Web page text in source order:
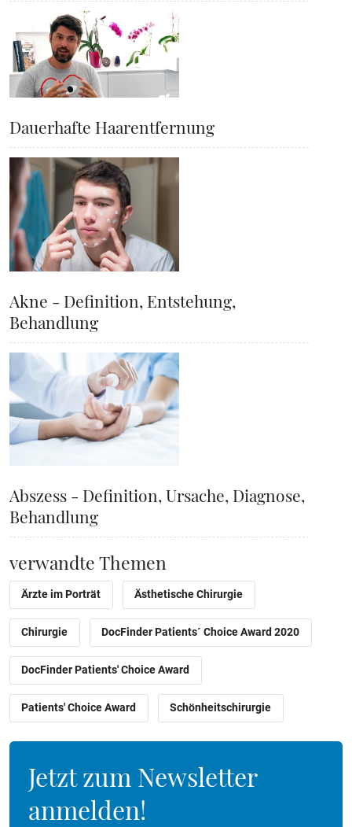
Dauerhafte Haarentfernung
Akne - Definition, Entstehung,
Behandlung
Abszess - Definition, Ursache, Diagnose,
Behandlung
verwandte Themen
Ärzte im Porträt Ästhetische Chirurgie
Chirurgie DocFinder Patients´ Choice Award 2020
DocFinder Patients' Choice Award
Patients' Choice Award Schönheitschirurgie
Jetzt zum Newsletter
anmelden!